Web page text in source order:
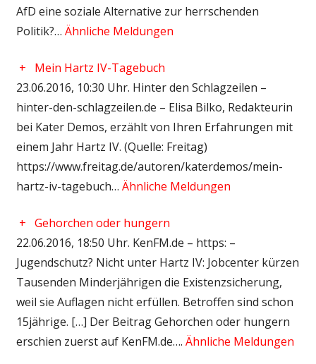
AfD eine soziale Alternative zur herrschenden
Politik?… Ähnliche Meldungen
+
Mein Hartz IV-Tagebuch
23.06.2016, 10:30 Uhr. Hinter den Schlagzeilen –
hinter-den-schlagzeilen.de – Elisa Bilko, Redakteurin
bei Kater Demos, erzählt von Ihren Erfahrungen mit
einem Jahr Hartz IV. (Quelle: Freitag)
https://www.freitag.de/autoren/katerdemos/mein-
hartz-iv-tagebuch… Ähnliche Meldungen
+ Gehorchen oder hungern
22.06.2016, 18:50 Uhr. KenFM.de – https: –
Jugendschutz? Nicht unter Hartz IV: Jobcenter kürzen
Tausenden Minderjährigen die Existenzsicherung,
weil sie Auflagen nicht erfüllen. Betroffen sind schon
15jährige. […] Der Beitrag Gehorchen oder hungern
erschien zuerst auf KenFM.de…. Ähnliche Meldungen